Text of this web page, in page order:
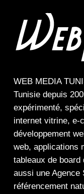
WEB MEDIA
Tunisie depuis
expérimenté,
internet vitrine, e-
développement
web, applications
tableaux de board
aussi une Agence
référencement